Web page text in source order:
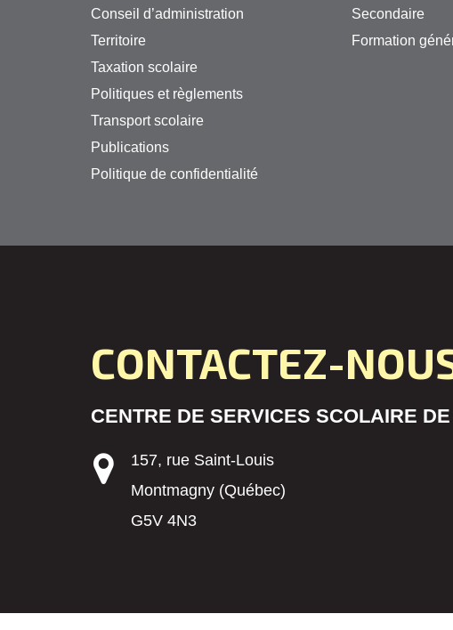
Conseil d’administration
Territoire
Taxation scolaire
Politiques et règlements
Transport scolaire
Publications
Politique de confidentialité
Secondaire
Formation
CONTACTEZ-
CENTRE DE SERVICES SCOLAIRE
157, rue Saint-Louis
Montmagny (Québec)
G5V 4N3